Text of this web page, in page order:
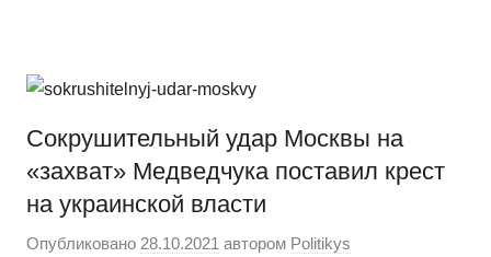
содержимому
сайт
WordPress
Сокрушительный удар Москвы на
«захват» Медведчука поставил крест
на украинской власти
Опубликовано 28.10.2021 автором Politikys